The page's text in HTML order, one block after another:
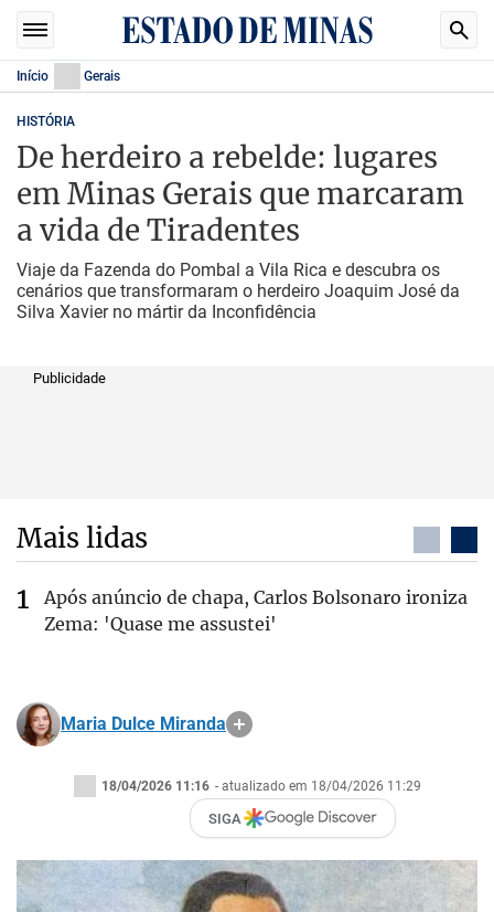
Início Gerais
HISTÓRIA
De herdeiro a rebelde: lugares
em Minas Gerais que marcaram
a vida de Tiradentes
Viaje da Fazenda do Pombal a Vila Rica e descubra os
cenários que transformaram o herdeiro Joaquim José da
Silva Xavier no mártir da Inconfidência
Publicidade
Mais lidas
Após anúncio de chapa, Carlos Bolsonaro ironiza
Zema: 'Quase me assustei'
Maria Dulce Miranda
18/04/2026 11:16 - atualizado em 18/04/2026 11:29
SIGA